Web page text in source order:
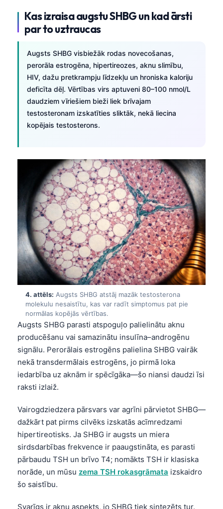
Kas izraisa augstu SHBG un kad ārsti
par to uztraucas
Augsts SHBG visbiežāk rodas novecošanas,
perorāla estrogēna, hipertireozes, aknu slimību,
HIV, dažu pretkrampju līdzekļu un hroniska kaloriju
deficīta dēļ. Vērtības virs aptuveni 80–100 nmol/L
daudziem vīriešiem bieži liek brīvajam
testosteronam izskatīties sliktāk, nekā liecina
kopējais testosterons.
4. attēls: Augsts SHBG atstāj mazāk testosterona
molekulu nesaistītu, kas var radīt simptomus pat pie
normālas kopējās vērtības.
Augsts SHBG parasti atspoguļo palielinātu aknu
producēšanu vai samazinātu insulīna–androgēnu
signālu. Perorālais estrogēns palielina SHBG vairāk
nekā transdermālais estrogēns, jo pirmā loka
iedarbība uz aknām ir spēcīgāka—šo niansi daudzi īsi
raksti izlaiž.
Vairogdziedzera pārsvars var agrīni pārvietot SHBG—
dažkārt pat pirms cilvēks izskatās acīmredzami
hipertireotisks. Ja SHBG ir augsts un miera
sirdsdarbības frekvence ir paaugstināta, es parasti
pārbaudu TSH un brīvo T4; nomākts TSH ir klasiska
norāde, un mūsu zema TSH rokasgrāmata izskaidro
šo saistību.
Svarīgs ir aknu aspekts, jo SHBG tiek sintezēts tur.